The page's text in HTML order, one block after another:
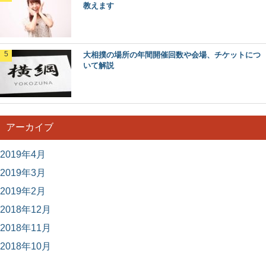
教えます
大相撲の場所の年間開催回数や会場、チケットにつ
いて解説
アーカイブ
2019年4月
2019年3月
2019年2月
2018年12月
2018年11月
2018年10月